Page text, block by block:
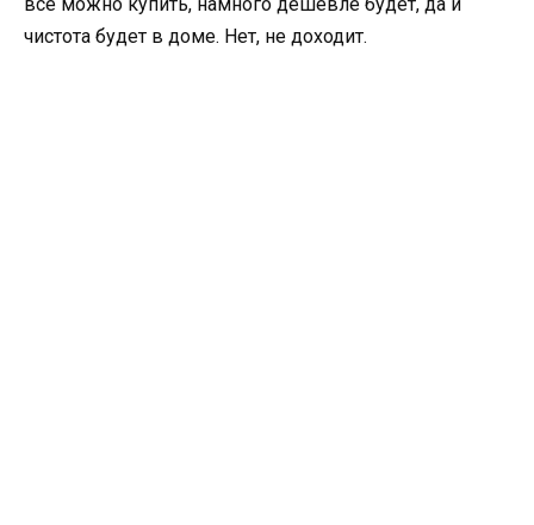
чистота будет в доме. Нет, не доходит.